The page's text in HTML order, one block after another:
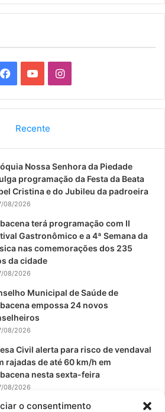
o consentimento
a
b
o
k
o
u
b
I
n
a
g
a
Recente
Nossa Senhora da Piedade
programação da Festa da Beata
Cristina e do Jubileu da padroeira
08/2026
terá programação com II
Gastronômico e a 4ª Semana da
nas comemorações dos 235
da cidade
08/2026
Municipal de Saúde de
empossa 24 novos
08/2026
Civil alerta para risco de vendaval
rajadas de até 60 km/h em
nesta sexta-feira
08/2026
tem a melhor nota do IDEB no